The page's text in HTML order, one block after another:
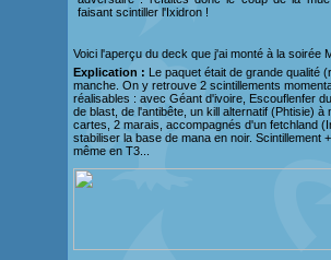
faisant scintiller l'Ixidron !
Voici l'aperçu du deck que j'ai monté à la soirée
Explication : Le paquet était de grande qualité
manche. On y retrouve 2 scintillements
réalisables : avec Géant d'ivoire, Escouflenfer
de blast, de l'antibête, un kill alternatif (Phtisie)
cartes, 2 marais, accompagnés d'un fetchland
stabiliser la base de mana en noir. Scintillement
même en T3...